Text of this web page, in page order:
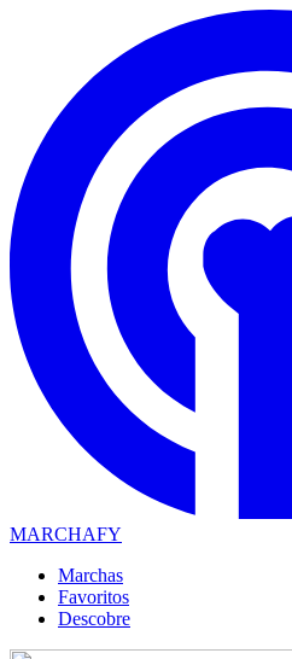
MARCHAFY
Marchas
Favoritos
Descobre